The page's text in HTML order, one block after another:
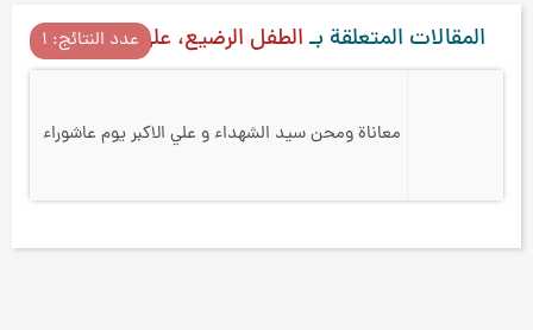
المقالات المتعلقة بـالطفل الرضيع، علي الأصغر
عدد النتائج: ۱
معاناة ومحن سيد الشهداء و علي الاكبر يوم عاشوراء